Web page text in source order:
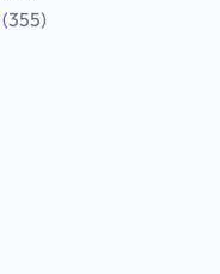
(355)